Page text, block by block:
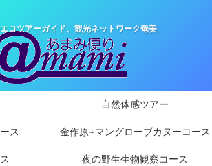
コツアーガイド、観光ネットワーク奄美
自然体感ツアー
ス 金作原+マングローブカヌーコース
夜の野生生物観察コース